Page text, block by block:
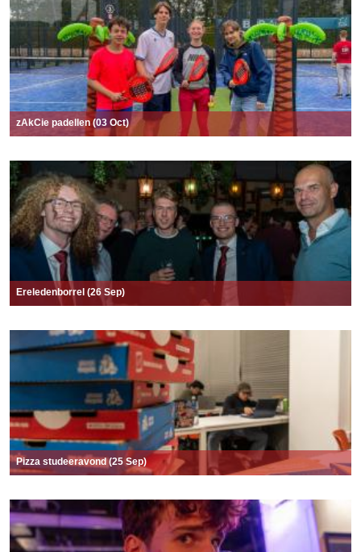
zAkCie padellen (03 Oct)
Ereledenborrel (26 Sep)
Pizza studeeravond (25 Sep)